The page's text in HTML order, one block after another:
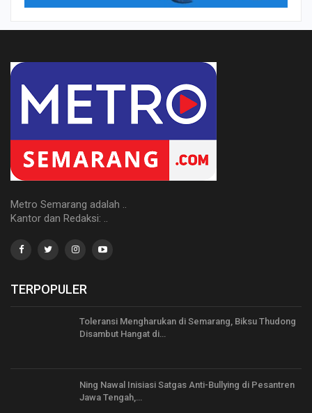
Metro Semarang adalah ..
Kantor dan Redaksi: ..
TERPOPULER
Toleransi Mengharukan di Semarang, Biksu Thudong
Disambut Hangat di…
Ning Nawal Inisiasi Satgas Anti-Bullying di Pesantren
Jawa Tengah,…